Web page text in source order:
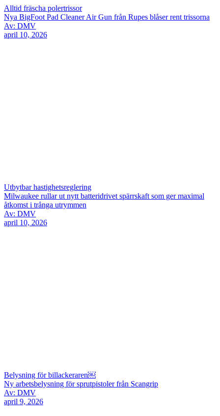
Alltid fräscha polertrissor
Nya BigFoot Pad Cleaner Air Gun från Rupes blåser rent trissorna
Av: DMV
april 10, 2026
Utbytbar hastighetsreglering
Milwaukee rullar ut nytt batteridrivet spärrskaft som ger maximal
åtkomst i trånga utrymmen
Av: DMV
april 10, 2026
Belysning för billackeraren￼
Ny arbetsbelysning för sprutpistoler från Scangrip
Av: DMV
april 9, 2026